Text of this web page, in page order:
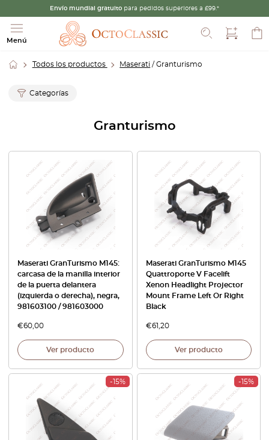
Envío mundial gratuito para pedidos superiores a £99.*
Menú
Todos los productos Maserati / Granturismo
Categorías
Granturismo
Maserati GranTurismo M145:
carcasa de la manilla interior
de la puerta delantera
(izquierda o derecha), negra,
981603100 / 981603000
€60,00
Ver producto
Maserati GranTurismo M145
Quattroporte V Facelift
Xenon Headlight Projector
Mount Frame Left Or Right
Black
€61,20
Ver producto
-15% -15%